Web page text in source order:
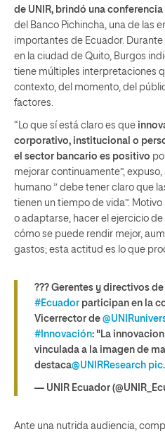
de UNIR, brindó una conferencia
del Banco Pichincha, una de las
importantes de Ecuador.
en la ciudad de Quito, Burgos
tiene múltiples interpretaciones
contexto, del momento, del
factores.
“Lo que sí está claro es que
corporativo, institucional o
el sector bancario es positivo
mejorar continuamente”,
humano ” debe tener claro que
tienen un tiempo de vida”.
o adaptarse, hacer el ejercicio
cómo se puede rendir mejor,
gastos; esta actitud es lo que
??? Gerentes y directivos de
#Ecuador participan en la
Vicerrector de
#Innovación: "La
vinculada a la imagen de
destaca@UNIRResearch
— UNIR Ecuador
Ante una nutrida audiencia,